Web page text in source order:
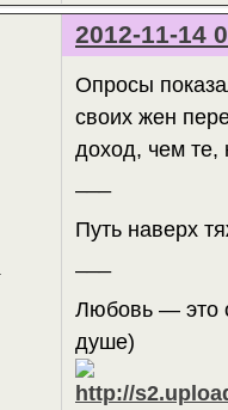
2012-11-14
Опросы
своих жен
доход, чем те,
Путь наверх
Любовь — это
душе)